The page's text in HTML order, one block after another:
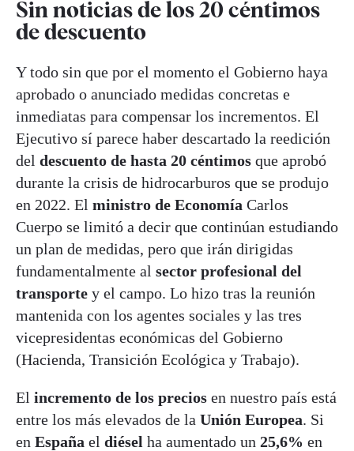
Sin noticias de los 20 céntimos
de descuento
Y todo sin que por el momento el Gobierno haya
aprobado o anunciado medidas concretas e
inmediatas para compensar los incrementos. El
Ejecutivo sí parece haber descartado la reedición
del descuento de hasta 20 céntimos que aprobó
durante la crisis de hidrocarburos que se produjo
en 2022. El ministro de Economía Carlos
Cuerpo se limitó a decir que continúan estudiando
un plan de medidas, pero que irán dirigidas
fundamentalmente al sector profesional del
transporte y el campo. Lo hizo tras la reunión
mantenida con los agentes sociales y las tres
vicepresidentas económicas del Gobierno
(Hacienda, Transición Ecológica y Trabajo).
El incremento de los precios en nuestro país está
entre los más elevados de la Unión Europea. Si
en España el diésel ha aumentado un 25,6% en